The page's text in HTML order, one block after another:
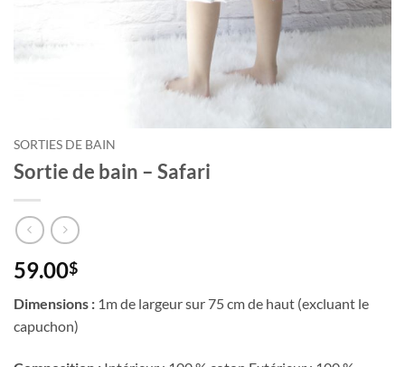
SORTIES DE BAIN
Sortie de bain – Safari
59.00$
Dimensions : 1m de largeur sur 75 cm de haut (excluant le
capuchon)